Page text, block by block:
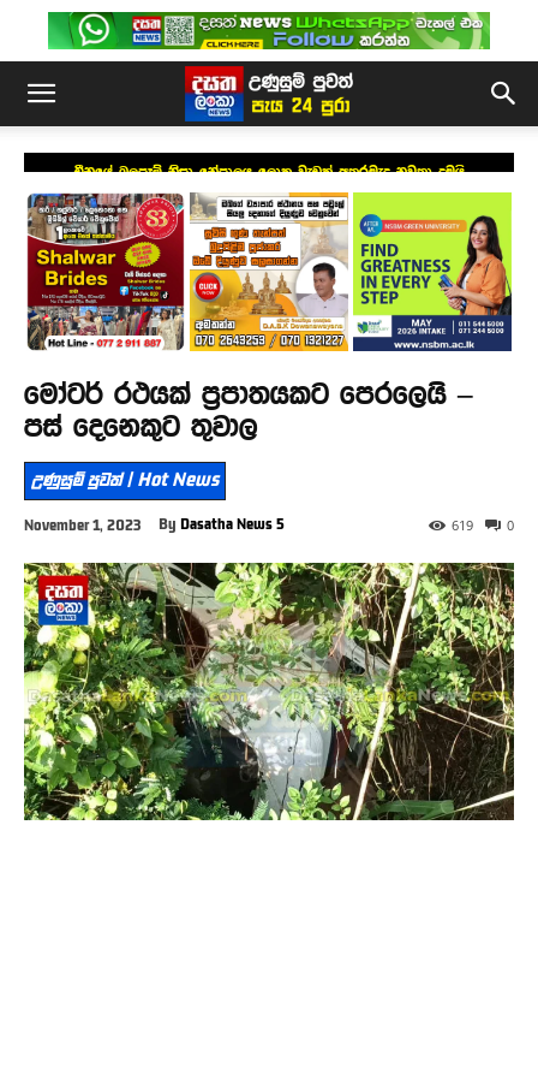
චීනයේ බලපෑම් නිසා නේපාලය ලොකු වැඩක් අතරමැද නවතා දමයි
මෝටර් රථයක් ප්‍රපාතයකට පෙරලෙයි –
පස් දෙනෙකුට තුවාල
උණුසුම් පුවත් | Hot News
November 1, 2023 By Dasatha News 5 0
619